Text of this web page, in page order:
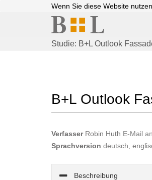
Wenn Sie diese Website
Studie: B+L Outlook
B+L Outlook
VerfasserRobin Huth E-Mail
Sprachversion deutsch,
Beschreibung